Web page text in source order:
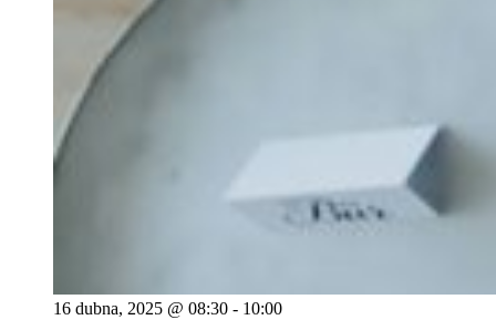
16 dubna, 2025 @ 08:30 - 10:00